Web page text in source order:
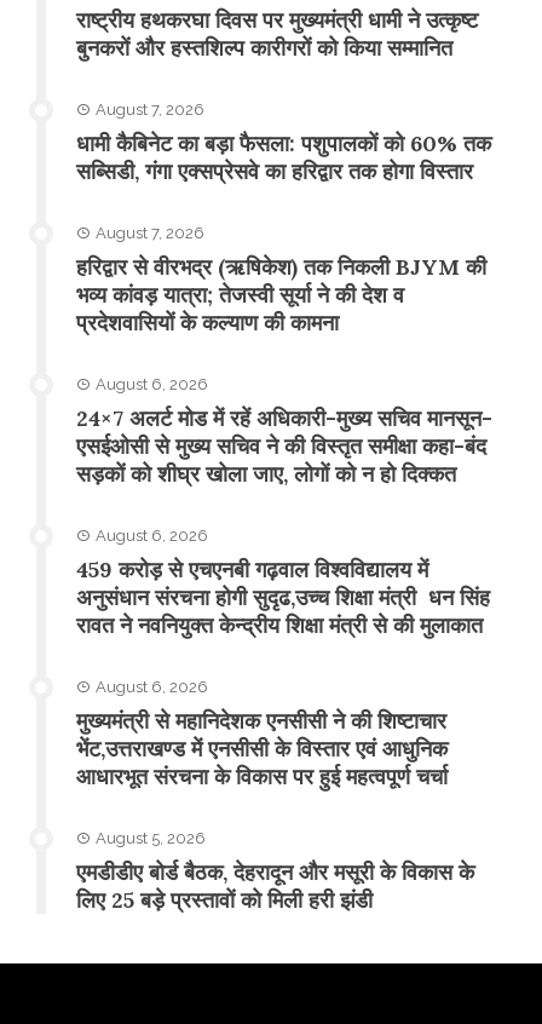
राष्ट्रीय हथकरघा दिवस पर मुख्यमंत्री धामी ने उत्कृष्ट
बुनकरों और हस्तशिल्प कारीगरों को किया सम्मानित
August 7, 2026
​धामी कैबिनेट का बड़ा फैसला: पशुपालकों को 60% तक
सब्सिडी, गंगा एक्सप्रेसवे का हरिद्वार तक होगा विस्तार
August 7, 2026
​हरिद्वार से वीरभद्र (ऋषिकेश) तक निकली BJYM की
भव्य कांवड़ यात्रा; तेजस्वी सूर्या ने की देश व
प्रदेशवासियों के कल्याण की कामना
August 6, 2026
24×7 अलर्ट मोड में रहें अधिकारी-मुख्य सचिव मानसून-
एसईओसी से मुख्य सचिव ने की विस्तृत समीक्षा कहा-बंद
सड़कों को शीघ्र खोला जाए, लोगों को न हो दिक्कत
August 6, 2026
459 करोड़ से एचएनबी गढ़वाल विश्वविद्यालय में
अनुसंधान संरचना होगी सुदृढ,उच्च शिक्षा मंत्री धन सिंह
रावत ने नवनियुक्त केन्द्रीय शिक्षा मंत्री से की मुलाकात
August 6, 2026
मुख्यमंत्री से महानिदेशक एनसीसी ने की शिष्टाचार
भेंट,उत्तराखण्ड में एनसीसी के विस्तार एवं आधुनिक
आधारभूत संरचना के विकास पर हुई महत्वपूर्ण चर्चा
August 5, 2026
एमडीडीए बोर्ड बैठक, देहरादून और मसूरी के विकास के
लिए 25 बड़े प्रस्तावों को मिली हरी झंडी